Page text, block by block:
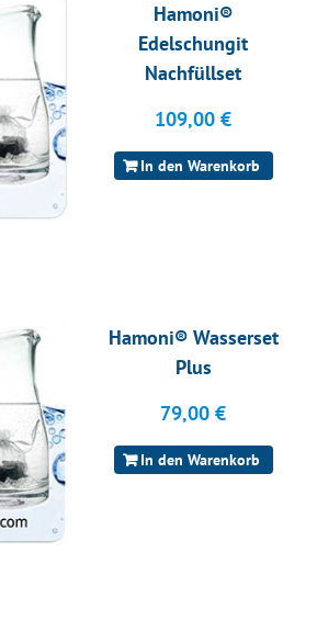
Hamoni®
Edelschungit
Nachfüllset
109,00€
In den Warenkorb
Hamoni® Wasserset
Plus
79,00€
In den Warenkorb